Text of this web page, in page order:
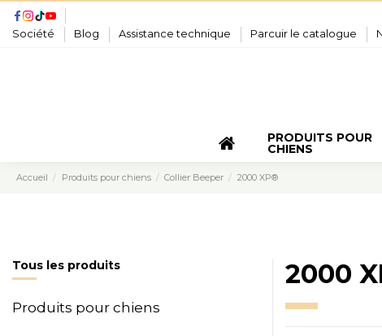
Société Blog Assistance technique Parcuir le catalogue
PRODUITS POUR
CHIENS
Accueil Produits pour chiens Collier Beeper 2000 XP®
2000
Tous les produits
Produits pour chiens